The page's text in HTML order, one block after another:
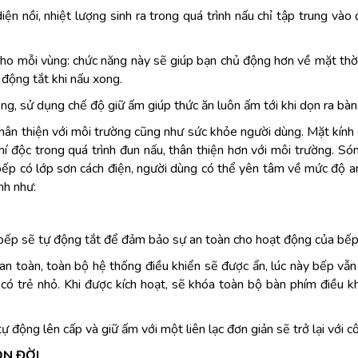
nồi, nhiệt lượng sinh ra trong quá trình nấu chỉ tập trung
mỗi vùng: chức năng này sẽ giúp bạn chủ động hơn về mặt
tắt khi nấu xong.
sử dụng chế độ giữ ấm giúp thức ăn luôn ấm tới khi dọn ra
thiện với môi trường cũng như sức khỏe người dùng. Mặt
độc trong quá trình đun nấu, thân thiện hơn với môi trường.
có lớp sơn cách điện, người dùng có thể yên tâm về mức độ
như:
sẽ tự động tắt để đảm bảo sự an toàn cho hoạt động của
toàn, toàn bộ hệ thống điều khiển sẽ được ẩn, lúc này bếp
trẻ nhỏ. Khi được kích hoạt, sẽ khóa toàn bộ bàn phím
động lên cấp và giữ ấm với một liên lạc đơn giản sẽ trở lại với